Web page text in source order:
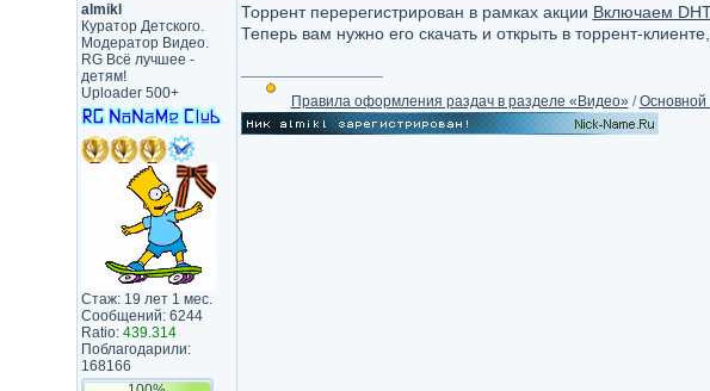
almikl
Куратор Детского.
Модератор Видео.
RG Всё лучшее -
детям!
Uploader 500+
Стаж: 19 лет 1 мес.
Сообщений: 6244
Ratio: 439.314
Поблагодарили:
168166
Торрент перерегистрирован в рамках акции Включаем
Теперь вам нужно его скачать и открыть в торрент-
Правила оформления раздач в разделе «Видео» /Основной